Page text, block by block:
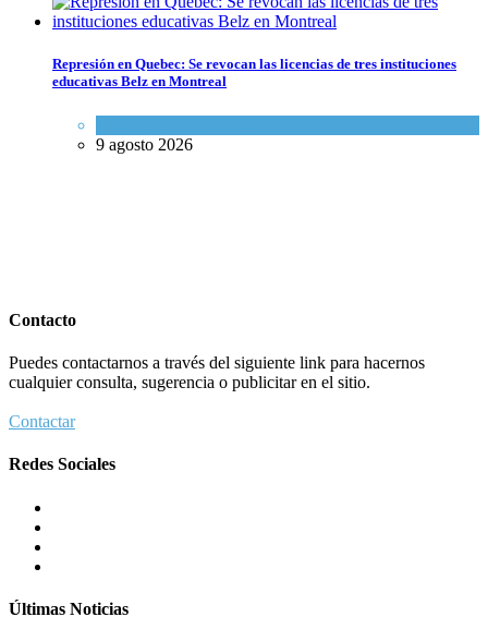
Represión en Quebec: Se revocan las licencias de tres instituciones
educativas Belz en Montreal
9 agosto 2026
Contacto
Puedes contactarnos a través del siguiente link para hacernos
cualquier consulta, sugerencia o publicitar en el sitio.
Contactar
Redes Sociales
Últimas Noticias